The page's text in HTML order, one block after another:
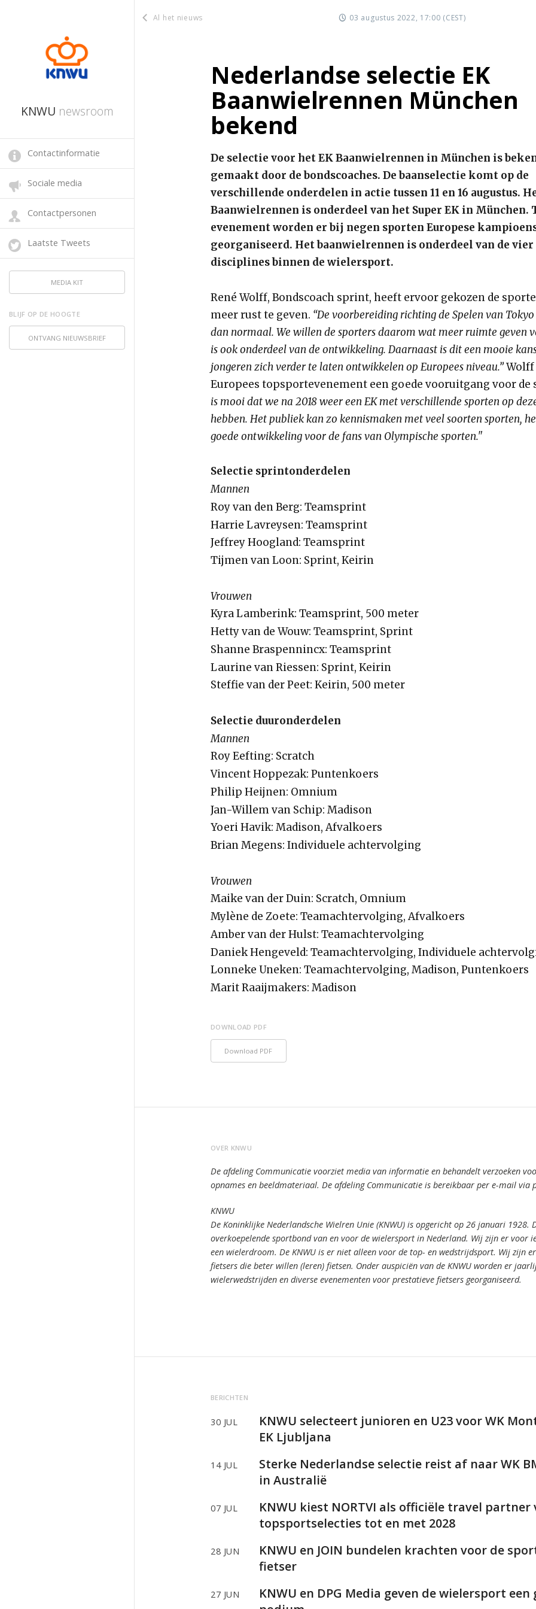
Al het nieuws 03 augustus 2022, 17:00 (CEST)
Nederlandse selectie EK
Baanwielrennen München
bekend
De selectie voor het EK Baanwielrennen in München is
gemaakt door de bondscoaches. De baanselectie komt op de
verschillende onderdelen in actie tussen 11 en 16 augustus.
Baanwielrennen is onderdeel van het Super EK in München.
evenement worden er bij negen sporten Europese
georganiseerd. Het baanwielrennen is onderdeel van de vier
disciplines binnen de wielersport.
René Wolff, Bondscoach sprint, heeft ervoor gekozen de
meer rust te geven. “De voorbereiding richting de Spelen van
dan normaal. We willen de sporters daarom wat meer ruimte geven
is ook onderdeel van de ontwikkeling. Daarnaast is dit een mooie
jongeren zich verder te laten ontwikkelen op Europees niveau.”Wolff
Europees topsportevenement een goede vooruitgang voor de
is mooi dat we na 2018 weer een EK met verschillende sporten op
hebben. Het publiek kan zo kennismaken met veel soorten sporten,
goede ontwikkeling voor de fans van Olympische sporten."
Selectie sprintonderdelen
Mannen
Roy van den Berg: Teamsprint
Harrie Lavreysen: Teamsprint
Jeffrey Hoogland: Teamsprint
Tijmen van Loon: Sprint, Keirin
Vrouwen
Kyra Lamberink: Teamsprint, 500 meter
Hetty van de Wouw: Teamsprint, Sprint
Shanne Braspennincx: Teamsprint
Laurine van Riessen: Sprint, Keirin
Steffie van der Peet: Keirin, 500 meter
Selectie duuronderdelen
Mannen
Roy Eefting: Scratch
Vincent Hoppezak: Puntenkoers
Philip Heijnen: Omnium
Jan-Willem van Schip: Madison
Yoeri Havik: Madison, Afvalkoers
Brian Megens: Individuele achtervolging
Vrouwen
Maike van der Duin: Scratch, Omnium
Mylène de Zoete: Teamachtervolging, Afvalkoers
Amber van der Hulst: Teamachtervolging
Daniek Hengeveld: Teamachtervolging, Individuele
Lonneke Uneken: Teamachtervolging, Madison, Puntenkoers
Marit Raaijmakers: Madison
DOWNLOAD PDF
Download PDF
OVER KNWU
De afdeling Communicatie voorziet media van informatie en behandelt verzoeken
opnames en beeldmateriaal. De afdeling Communicatie is bereikbaar per e-mail via
KNWU
De Koninklijke Nederlandsche Wielren Unie (KNWU) is opgericht op 26 januari 1928.
overkoepelende sportbond van en voor de wielersport in Nederland. Wij zijn er voor
een wielerdroom. De KNWU is er niet alleen voor de top- en wedstrijdsport. Wij zijn er
fietsers die beter willen (leren) fietsen. Onder auspiciën van de KNWU worden er
wielerwedstrijden en diverse evenementen voor prestatieve fietsers georganiseerd.
BERICHTEN
30 JUL
KNWU selecteert junioren en U23 voor WK
EK Ljubljana
14 JUL
Sterke Nederlandse selectie reist af naar WK
in Australië
07 JUL
KNWU kiest NORTVI als officiële travel partner
topsportselecties tot en met 2028
28 JUN
KNWU en JOIN bundelen krachten voor de
fietser
27 JUN
KNWU en DPG Media geven de wielersport
KNWU newsroom
Contactinformatie
Sociale media
Contactpersonen
Laatste Tweets
MEDIA KIT
BLIJF OP DE HOOGTE
ONTVANG NIEUWSBRIEF